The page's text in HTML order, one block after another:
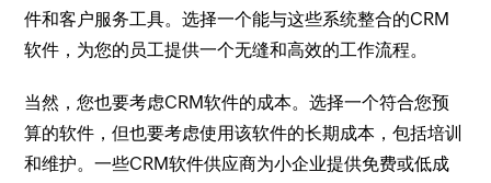
件和客户服务工具。选择一个能与这些系统整合的CRM
软件，为您的员工提供一个无缝和高效的工作流程。
当然，您也要考虑CRM软件的成本。选择一个符合您预
算的软件，但也要考虑使用该软件的长期成本，包括培训
和维护。一些CRM软件供应商为小企业提供免费或低成